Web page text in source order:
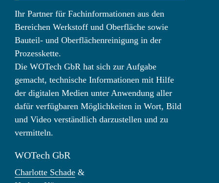
Ihr Partner für Fachinformationen aus den
Bereichen Werkstoff und Oberfläche sowie
Bauteil- und Oberflächenreinigung in der
Prozesskette.
Die WOTech GbR hat sich zur Aufgabe
gemacht, technische Informationen mit Hilfe
der digitalen Medien unter Anwendung aller
dafür verfügbaren Möglichkeiten in Wort, Bild
und Video verständlich darzustellen und zu
vermitteln.
WOTech GbR
Charlotte Schade &